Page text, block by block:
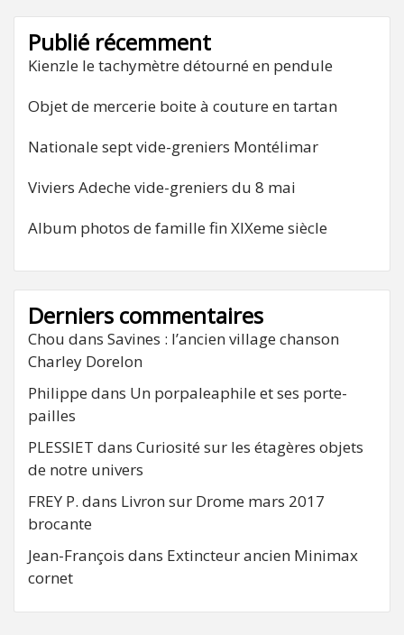
Publié récemment
Kienzle le tachymètre détourné en pendule
Objet de mercerie boite à couture en tartan
Nationale sept vide-greniers Montélimar
Viviers Adeche vide-greniers du 8 mai
Album photos de famille fin XIXeme siècle
Derniers commentaires
Chou dans Savines : l’ancien village chanson
Charley Dorelon
Philippe dans Un porpaleaphile et ses porte-
pailles
PLESSIET dans Curiosité sur les étagères objets
de notre univers
FREY P. dans Livron sur Drome mars 2017
brocante
Jean-François dans Extincteur ancien Minimax
cornet